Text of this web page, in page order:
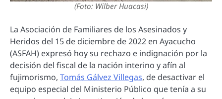
(Foto: Wilber Huacasi)
La Asociación de Familiares de los Asesinados y
Heridos del 15 de diciembre de 2022 en Ayacucho
(ASFAH) expresó hoy su rechazo e indignación por la
decisión del fiscal de la nación interino y afín al
fujimorismo, Tomás Gálvez Villegas, de desactivar el
equipo especial del Ministerio Público que tenía a su